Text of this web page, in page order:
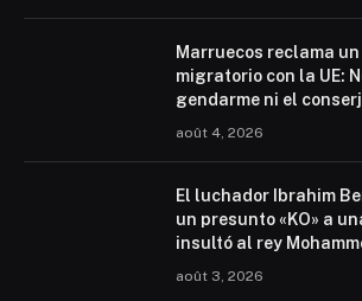
Marruecos reclama
migratorio con la UE:
gendarme ni el
août 4, 2026
El luchador Ibrahim
un presunto «KO» a
insultó al rey
août 3, 2026